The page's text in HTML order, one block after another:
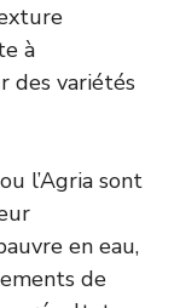
à
des variétés
l’Agria sont
en eau,
de